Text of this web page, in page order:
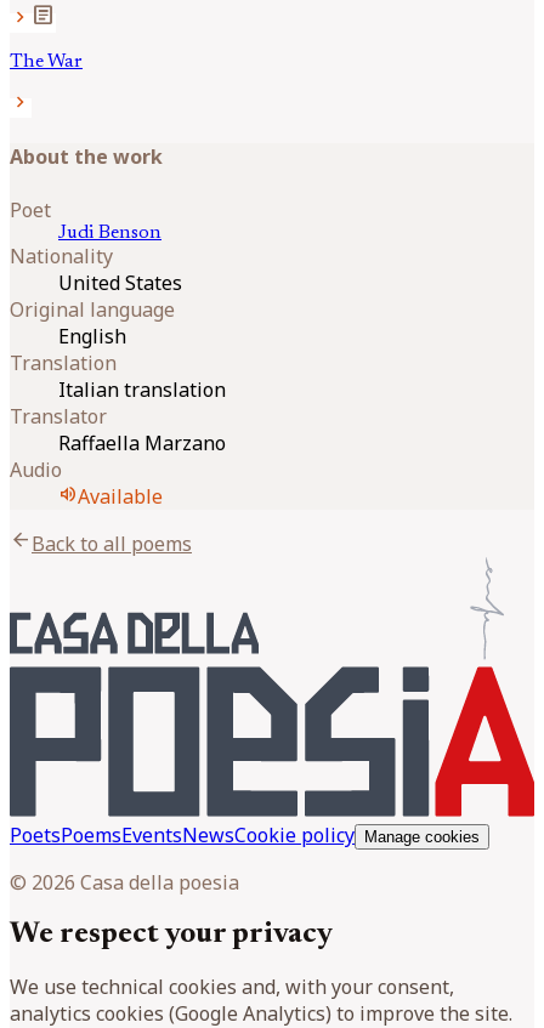
chevron_right article
The War
chevron_right
About the work
Poet
Judi Benson
Nationality
United States
Original language
English
Translation
Italian translation
Translator
Raffaella Marzano
Audio
volume_upAvailable
arrow_backBack to all poems
PoetsPoemsEventsNewsCookie policy Manage cookies
© 2026 Casa della poesia
We respect your privacy
We use technical cookies and, with your consent,
analytics cookies (Google Analytics) to improve the site.